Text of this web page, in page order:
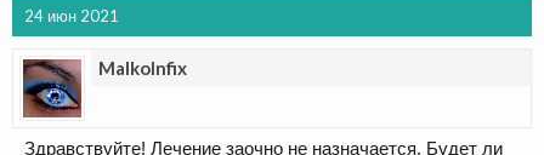
24 июн 2021
Malkolnfix
Здравствуйте! Лечение заочно не назначается. Будет ли